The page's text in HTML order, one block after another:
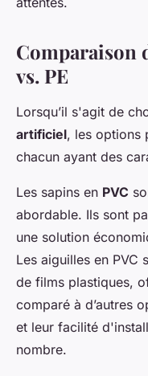
Comparaison
vs. PE
Lorsqu’il s'agit de
artificiel, les options
chacun ayant des
Les sapins en PVC
abordable. Ils sont
une solution
Les aiguilles en PVC
de films plastiques,
comparé à d’autres
et leur facilité
nombre.